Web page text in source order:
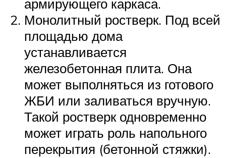
армирующего каркаса.
Монолитный ростверк. Под всей
площадью дома
устанавливается
железобетонная плита. Она
может выполняться из готового
ЖБИ или заливаться вручную.
Такой ростверк одновременно
может играть роль напольного
перекрытия (бетонной стяжки).